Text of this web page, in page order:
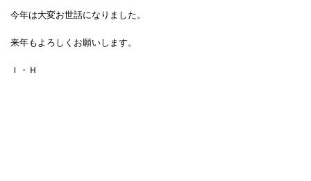
今年は大変お世話になりました。
来年もよろしくお願いします。
Ｉ・Ｈ